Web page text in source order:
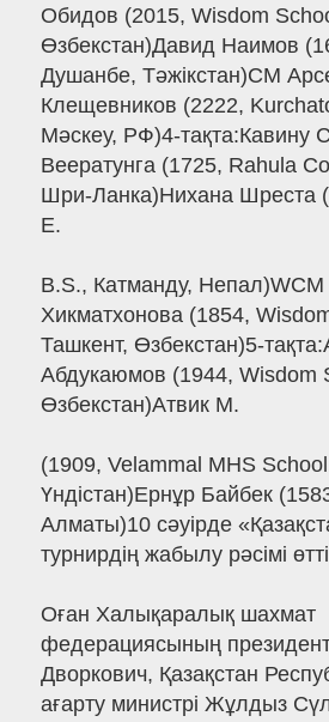
Обидов (2015, Wisdom
Өзбекстан)Давид Наимов
Душанбе, Тәжікстан)CM
Клещевников (2222,
Мәскеу, РФ)4-тақта:Кавину
Веератунга (1725, Rahula
Шри-Ланка)Нихана Шреста
E.
B.S., Катманду,
Хикматхонова (1854,
Ташкент, Өзбекстан)5-
Абдукаюмов (1944, Wisdom
Өзбекстан)Атвик М.
(1909, Velammal MHS
Үндістан)Ернұр Байбек
Алматы)10 сәуірде
турнирдің жабылу рәсімі
Оған Халықаралық шахмат
федерациясының
Дворкович, Қазақстан
ағарту министрі Жұлдыз